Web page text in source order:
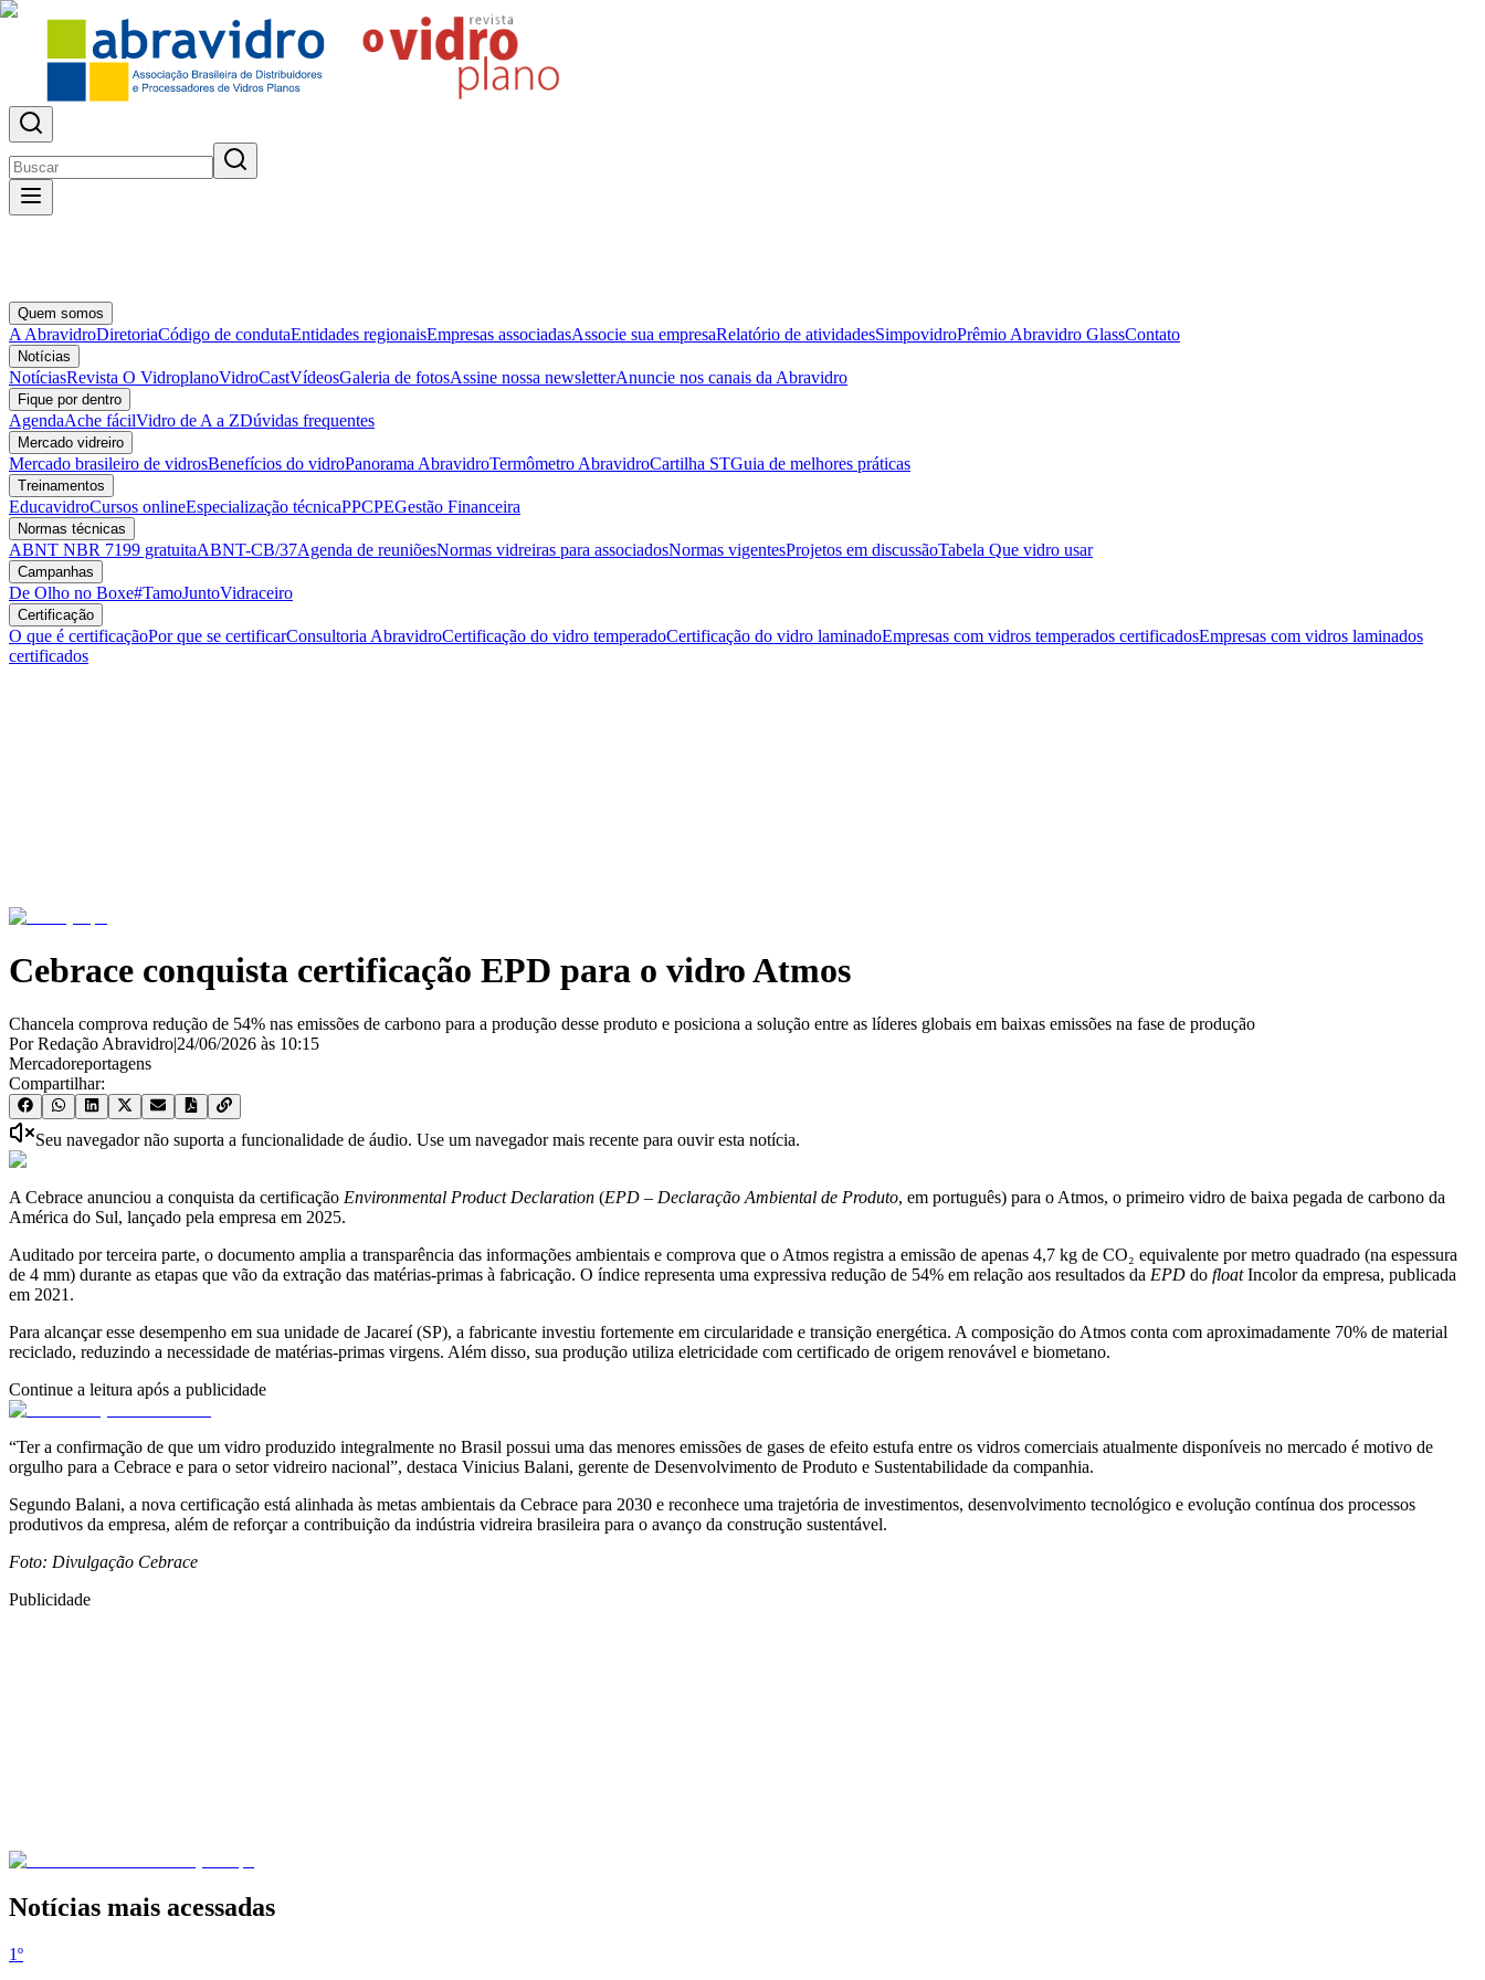
Quem somos
A AbravidroDiretoriaCódigo de condutaEntidades regionaisEmpresas associadasAssocie sua empresaRelatório de atividadesSimpovidroPrêmio Abravidro GlassContato
Notícias
NotíciasRevista O VidroplanoVidroCastVídeosGaleria de fotosAssine nossa newsletterAnuncie nos canais da Abravidro
Fique por dentro
AgendaAche fácilVidro de A a ZDúvidas frequentes
Mercado vidreiro
Mercado brasileiro de vidrosBenefícios do vidroPanorama AbravidroTermômetro AbravidroCartilha STGuia de melhores práticas
Treinamentos
EducavidroCursos onlineEspecialização técnicaPPCPEGestão Financeira
Normas técnicas
ABNT NBR 7199 gratuitaABNT-CB/37Agenda de reuniõesNormas vidreiras para associadosNormas vigentesProjetos em discussãoTabela Que vidro usar
Campanhas
De Olho no Boxe#TamoJuntoVidraceiro
Certificação
O que é certificaçãoPor que se certificarConsultoria AbravidroCertificação do vidro temperadoCertificação do vidro laminadoEmpresas com vidros temperados certificadosEmpresas com vidros laminados
certificados
Cebrace conquista certificação EPD para o vidro Atmos
Chancela comprova redução de 54% nas emissões de carbono para a produção desse produto e posiciona a solução entre as líderes globais em baixas emissões na fase de produção
Por Redação Abravidro|24/06/2026 às 10:15
Mercadoreportagens
Compartilhar:
Seu navegador não suporta a funcionalidade de áudio. Use um navegador mais recente para ouvir esta notícia.
A Cebrace anunciou a conquista da certificação Environmental Product Declaration (EPD – Declaração Ambiental de Produto, em português) para o Atmos, o primeiro vidro de baixa pegada de carbono da
América do Sul, lançado pela empresa em 2025.
Auditado por terceira parte, o documento amplia a transparência das informações ambientais e comprova que o Atmos registra a emissão de apenas 4,7 kg de CO₂ equivalente por metro quadrado (na espessura
de 4 mm) durante as etapas que vão da extração das matérias-primas à fabricação. O índice representa uma expressiva redução de 54% em relação aos resultados da EPD do floatIncolor da empresa, publicada
em 2021.
Para alcançar esse desempenho em sua unidade de Jacareí (SP), a fabricante investiu fortemente em circularidade e transição energética. A composição do Atmos conta com aproximadamente 70% de material
reciclado, reduzindo a necessidade de matérias-primas virgens. Além disso, sua produção utiliza eletricidade com certificado de origem renovável e biometano.
Continue a leitura após a publicidade
“Ter a confirmação de que um vidro produzido integralmente no Brasil possui uma das menores emissões de gases de efeito estufa entre os vidros comerciais atualmente disponíveis no mercado é motivo de
orgulho para a Cebrace e para o setor vidreiro nacional”, destaca Vinicius Balani, gerente de Desenvolvimento de Produto e Sustentabilidade da companhia.
Segundo Balani, a nova certificação está alinhada às metas ambientais da Cebrace para 2030 e reconhece uma trajetória de investimentos, desenvolvimento tecnológico e evolução contínua dos processos
produtivos da empresa, além de reforçar a contribuição da indústria vidreira brasileira para o avanço da construção sustentável.
Foto: Divulgação Cebrace
Publicidade
Notícias mais acessadas
1º